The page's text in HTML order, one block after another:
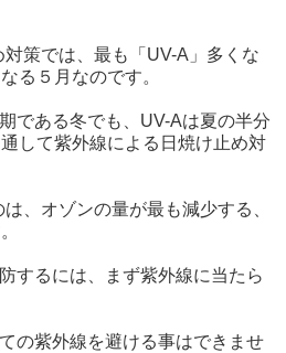
策では、最も「UV-A」多くな
る５月なのです。
である冬でも、UV-Aは夏の半分
して紫外線による日焼け止め対
、オゾンの量が最も減少する、
するには、まず紫外線に当たら
の紫外線を避ける事はできませ